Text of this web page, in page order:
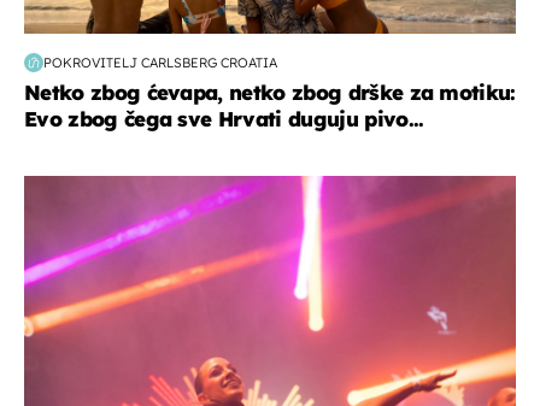
POKROVITELJ CARLSBERG CROATIA
Netko zbog ćevapa, netko zbog drške za motiku:
Evo zbog čega sve Hrvati duguju pivo...